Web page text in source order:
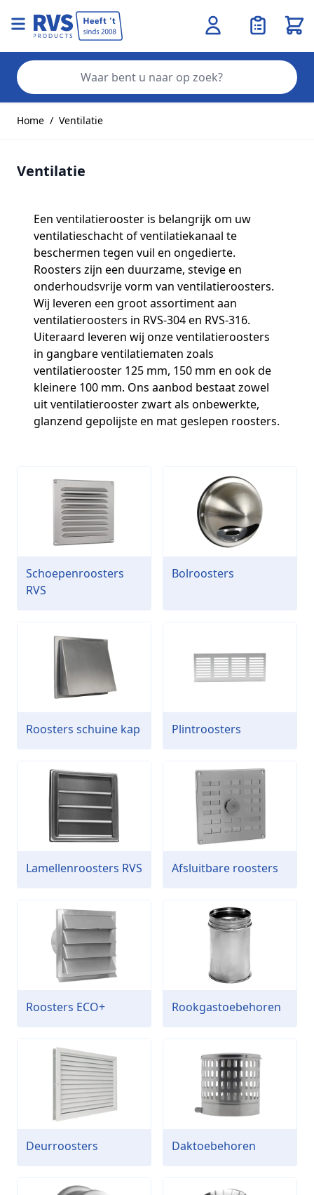
Home / Ventilatie
Ventilatie
Een ventilatierooster is belangrijk om uw
ventilatieschacht of ventilatiekanaal te
beschermen tegen vuil en ongedierte.
Roosters zijn een duurzame, stevige en
onderhoudsvrije vorm van ventilatieroosters.
Wij leveren een groot assortiment aan
ventilatieroosters in RVS-304 en RVS-316.
Uiteraard leveren wij onze ventilatieroosters
in gangbare ventilatiematen zoals
ventilatierooster 125 mm, 150 mm en ook de
kleinere 100 mm. Ons aanbod bestaat zowel
uit ventilatierooster zwart als onbewerkte,
glanzend gepolijste en mat geslepen roosters.
Schoepenroosters
RVS
Bolroosters
Roosters schuine kap Plintroosters
Lamellenroosters RVS Afsluitbare roosters
Roosters ECO+ Rookgastoebehoren
Deurroosters Daktoebehoren